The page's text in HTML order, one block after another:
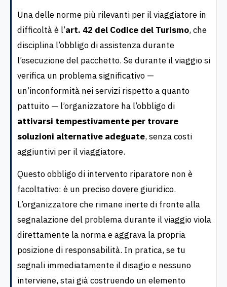
Una delle norme più rilevanti per il viaggiatore in
difficoltà è l’art. 42 del Codice del Turismo, che
disciplina l’obbligo di assistenza durante
l’esecuzione del pacchetto. Se durante il viaggio si
verifica un problema significativo —
un’inconformità nei servizi rispetto a quanto
pattuito — l’organizzatore ha l’obbligo di
attivarsi tempestivamente per trovare
soluzioni alternative adeguate, senza costi
aggiuntivi per il viaggiatore.
Questo obbligo di intervento riparatore non è
facoltativo: è un preciso dovere giuridico.
L’organizzatore che rimane inerte di fronte alla
segnalazione del problema durante il viaggio viola
direttamente la norma e aggrava la propria
posizione di responsabilità. In pratica, se tu
segnali immediatamente il disagio e nessuno
interviene, stai già costruendo un elemento